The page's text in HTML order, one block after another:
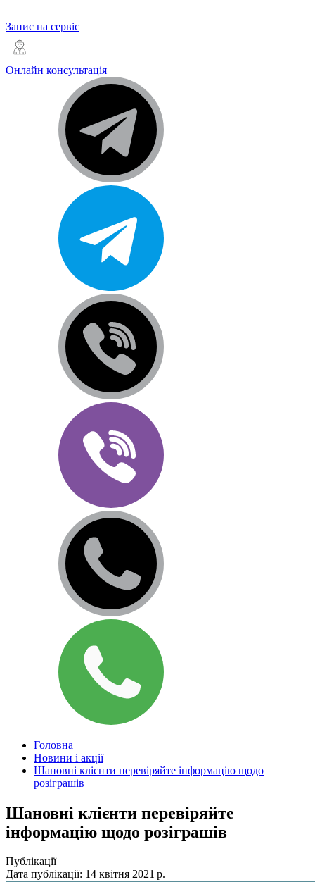
Запис на сервіс
Онлайн консультація
Головна
Новини і акції
Шановні клієнти перевіряйте інформацію щодо
розіграшів
Шановні клієнти перевіряйте
інформацію щодо розіграшів
Публікації
Дата публікації: 14 квітня 2021 р.